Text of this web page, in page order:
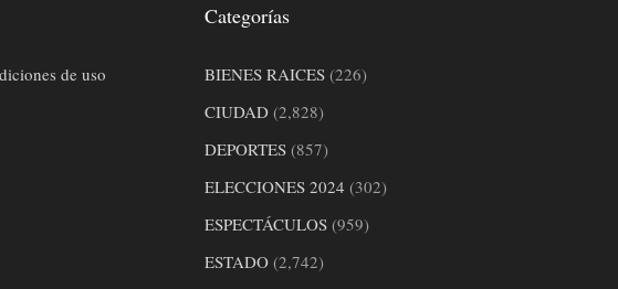
de uso
Categorías
BIENES RAICES(226)
CIUDAD(2,828)
DEPORTES(857)
ELECCIONES 2024 (302)
ESPECTÁCULOS(959)
ESTADO(2,742)